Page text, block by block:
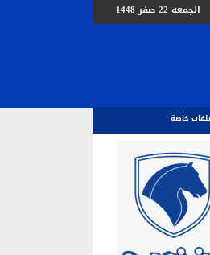
الجمعه 22 صفر 1448
خاصة